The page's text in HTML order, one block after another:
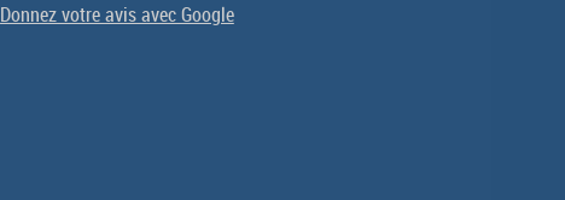
Donnez votre avis avec Google